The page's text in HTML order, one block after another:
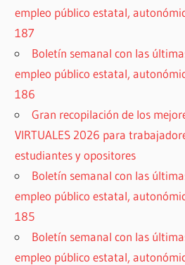
empleo público estatal,
187
Boletín semanal con las
empleo público estatal,
186
Gran recopilación de los
VIRTUALES 2026 para
estudiantes y opositores
Boletín semanal con las
empleo público estatal,
185
Boletín semanal con las
empleo público estatal,